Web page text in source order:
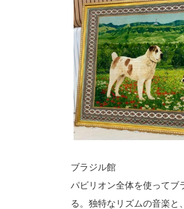
ブラジル館
パビリオン全体を使ってブ
る。独特なリズムの音楽と